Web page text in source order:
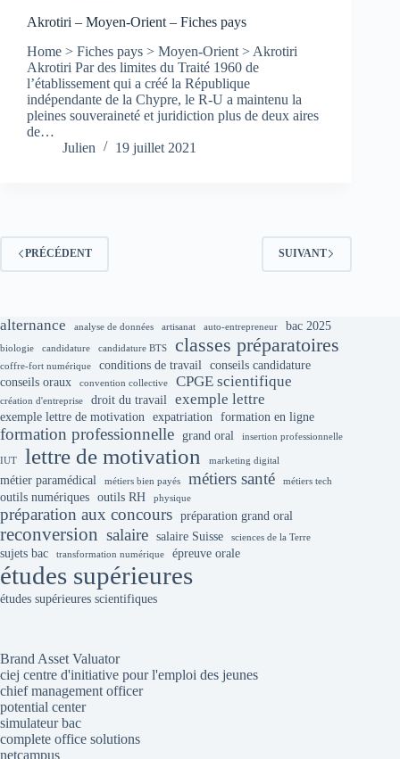
Akrotiri – Moyen-Orient – Fiches pays
Home > Fiches pays > Moyen-Orient > Akrotiri
Akrotiri Par des limites du Traité 1960 de
l’établissement qui a créé la République
indépendante de la Chypre, le R-U a maintenu la
pleines souveraineté et juridiction plus de deux aires
de…
Julien
19 juillet 2021
PRÉCÉDENT SUIVANT
alternance analyse de données artisanat auto-entrepreneur bac 2025
biologie candidature candidature BTS classes préparatoires
coffre-fort numérique conditions de travail
conseils candidature
conseils oraux
convention collective CPGE scientifique
création d'entreprise droit du travail exemple lettre
exemple lettre de motivation expatriation formation en ligne
formation professionnelle grand oral insertion professionnelle
IUT lettre de motivation marketing digital
métier paramédical métiers bien payés métiers santé métiers tech
outils numériques outils RH physique
préparation aux concours préparation grand oral
reconversion salaire salaire Suisse sciences de la Terre
sujets bac transformation numérique épreuve orale
études supérieures
études supérieures scientifiques
Brand Asset Valuator
ciej centre d'initiative pour l'emploi des jeunes
chief management officer
potential center
simulateur bac
complete office solutions
netcampus